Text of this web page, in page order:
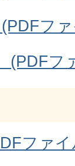
フ
(PDFフ
ファ